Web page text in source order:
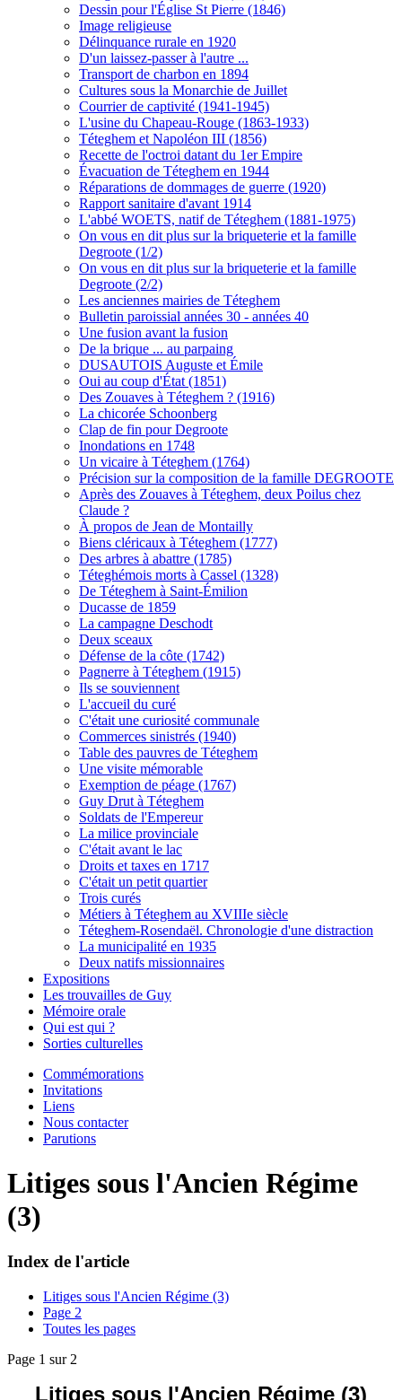
Dessin pour l'Église St Pierre (1846)
Image religieuse
Délinquance rurale en 1920
D'un laissez-passer à l'autre ...
Transport de charbon en 1894
Cultures sous la Monarchie de Juillet
Courrier de captivité (1941-1945)
L'usine du Chapeau-Rouge (1863-1933)
Téteghem et Napoléon III (1856)
Recette de l'octroi datant du 1er Empire
Évacuation de Téteghem en 1944
Réparations de dommages de guerre (1920)
Rapport sanitaire d'avant 1914
L'abbé WOETS, natif de Téteghem (1881-1975)
On vous en dit plus sur la briqueterie et la famille
Degroote (1/2)
On vous en dit plus sur la briqueterie et la famille
Degroote (2/2)
Les anciennes mairies de Téteghem
Bulletin paroissial années 30 - années 40
Une fusion avant la fusion
De la brique ... au parpaing
DUSAUTOIS Auguste et Émile
Oui au coup d'État (1851)
Des Zouaves à Téteghem ? (1916)
La chicorée Schoonberg
Clap de fin pour Degroote
Inondations en 1748
Un vicaire à Téteghem (1764)
Précision sur la composition de la famille DEGROOTE
Après des Zouaves à Téteghem, deux Poilus chez
Claude ?
À propos de Jean de Montailly
Biens cléricaux à Téteghem (1777)
Des arbres à abattre (1785)
Téteghémois morts à Cassel (1328)
De Téteghem à Saint-Émilion
Ducasse de 1859
La campagne Deschodt
Deux sceaux
Défense de la côte (1742)
Pagnerre à Téteghem (1915)
Ils se souviennent
L'accueil du curé
C'était une curiosité communale
Commerces sinistrés (1940)
Table des pauvres de Téteghem
Une visite mémorable
Exemption de péage (1767)
Guy Drut à Téteghem
Soldats de l'Empereur
La milice provinciale
C'était avant le lac
Droits et taxes en 1717
C'était un petit quartier
Trois curés
Métiers à Téteghem au XVIIIe siècle
Téteghem-Rosendaël. Chronologie d'une distraction
La municipalité en 1935
Deux natifs missionnaires
Expositions
Les trouvailles de Guy
Mémoire orale
Qui est qui ?
Sorties culturelles
Commémorations
Invitations
Liens
Nous contacter
Parutions
Litiges sous l'Ancien Régime
(3)
Index de l'article
Litiges sous l'Ancien Régime (3)
Page 2
Toutes les pages
Page 1 sur 2
Litiges sous l'Ancien Régime (3)